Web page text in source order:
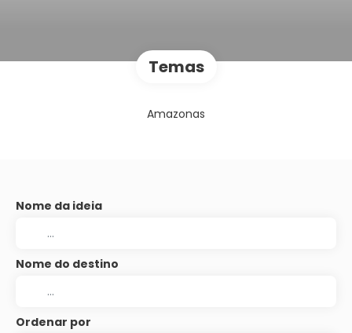
Temas
Amazonas
Nome da ideia
Nome do destino
Ordenar por